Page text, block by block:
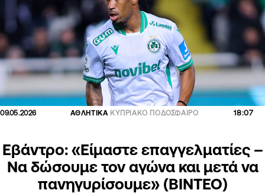
09.05.2026 ΑΘΛΗΤΙΚΑ ΚΥΠΡΙΑΚΟ ΠΟΔΟΣΦΑΙΡΟ 18:07
Εβάντρο: «Είμαστε επαγγελματίες –
Να δώσουμε τον αγώνα και μετά να
πανηγυρίσουμε» (ΒΙΝΤΕΟ)